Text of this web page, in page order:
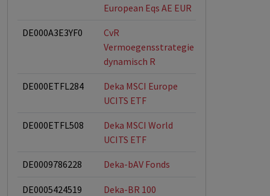
European Eqs AE EUR
DE000A3E3YF0
CvR
Vermoegensstrategie
dynamisch R
DE000ETFL284
Deka MSCI Europe
UCITS ETF
DE000ETFL508
Deka MSCI World
UCITS ETF
DE0009786228 Deka-bAV Fonds
DE0005424519 Deka-BR 100